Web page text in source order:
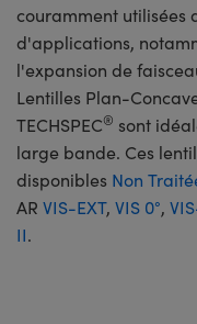
couramment utilisées
d'applications,
l'expansion de
Lentilles Plan-
TECHSPEC® sont
large bande. Ces
disponibles Non
AR VIS-EXT, VIS 0°,
II.